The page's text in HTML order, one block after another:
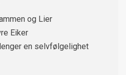
og Lier
Eiker
en selvfølgelighet